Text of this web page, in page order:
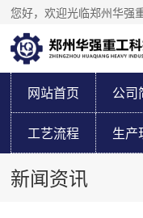
您好，欢迎光临郑州华强
网站首页 公司
工艺流程 生产
新闻资讯